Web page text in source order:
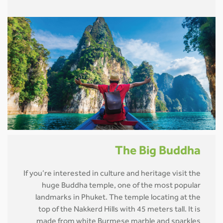
The Big Buddha
If you’re interested in culture and heritage visit the
huge Buddha temple, one of the most popular
landmarks in Phuket. The temple locating at the
top of the Nakkerd Hills with 45 meters tall. It is